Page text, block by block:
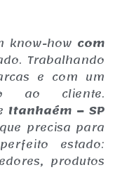
know-how com
Trabalhando
e com um
ao cliente.
Itanhaém – SP
precisa para
estado:
produtos